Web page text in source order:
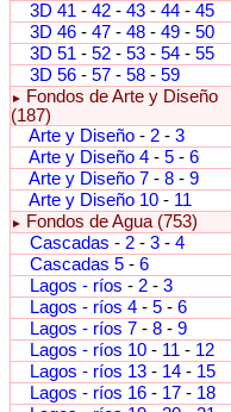
3D 41 - 42 - 43 - 44 - 45
3D 46 - 47 - 48 - 49 - 50
3D 51 - 52 - 53 - 54 - 55
3D 56 - 57 - 58 - 59
►
Fondos de Arte y Diseño
(187)
Arte y Diseño - 2 - 3
Arte y Diseño 4 - 5 - 6
Arte y Diseño 7 - 8 - 9
Arte y Diseño 10 - 11
►
Fondos de Agua (753)
Cascadas - 2 - 3 - 4
Cascadas 5 - 6
Lagos - ríos - 2 - 3
Lagos - ríos 4 - 5 - 6
Lagos - ríos 7 - 8 - 9
Lagos - ríos 10 - 11 - 12
Lagos - ríos 13 - 14 - 15
Lagos - ríos 16 - 17 - 18